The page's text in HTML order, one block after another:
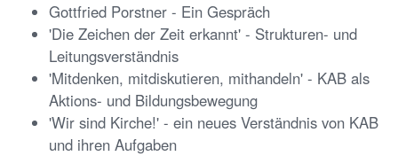
Gottfried Porstner - Ein Gespräch
'Die Zeichen der Zeit erkannt' - Strukturen- und
Leitungsverständnis
'Mitdenken, mitdiskutieren, mithandeln' - KAB als
Aktions- und Bildungsbewegung
'Wir sind Kirche!' - ein neues Verständnis von KAB
und ihren Aufgaben